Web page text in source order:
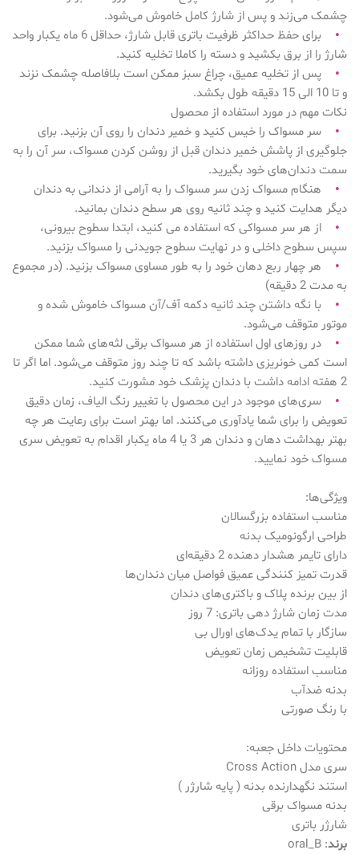
چشمک می‌زند و پس از شارژ کامل خاموش می‌شود.
•
برای حفظ حداکثر ظرفیت باتری قابل شارژ، حداقل 6 ماه یکبار واحد
شارژ را از برق بکشید و دسته را کاملا تخلیه کنید.
•
پس از تخلیه عمیق، چراغ سبز ممکن است بلافاصله چشمک نزند
و تا 10 الی 15 دقیقه طول بکشد.
نکات مهم در مورد استفاده از محصول
•
سر مسواک را خیس کنید و خمیر دندان را روی آن بزنید. برای
جلوگیری از پاشش خمیر دندان قبل از روشن کردن مسواک، سر آن را به
سمت دندان‌های خود بگیرید.
•
هنگام مسواک زدن سر مسواک را به آرامی از دندانی به دندان
دیگر هدایت کنید و چند ثانیه روی هر سطح دندان بمانید.
•
از هر سر مسواکی که استفاده می کنید، ابتدا سطوح بیرونی،
سپس سطوح داخلی و در نهایت سطوح جویدنی را مسواک بزنید.
•
هر چهار ربع دهان خود را به طور مساوی مسواک بزنید. (در مجموع
به مدت 2 دقیقه)
•
با نگه داشتن چند ثانیه دکمه آف/آن مسواک خاموش شده و
موتور متوقف می‌شود.
•
در روزهای اول استفاده از هر مسواک برقی لثه‌های شما ممکن
است کمی خونریزی داشته باشد که تا چند روز متوقف می‌شود. اما اگر تا
2 هفته ادامه داشت با دندان پزشک خود مشورت کنید.
•
سری‌های موجود در این محصول با تغییر رنگ الیاف، زمان دقیق
تعویض را برای شما یادآوری می‌کنند. اما بهتر است برای رعایت هر چه
بهتر بهداشت دهان و دندان هر 3 یا 4 ماه یکبار اقدام به تعویض سری
مسواک خود نمایید.
ویژگی‌ها:
مناسب استفاده بزرگسالان
طراحی ارگونومیک بدنه
دارای تایمر هشدار دهنده 2 دقیقه‌ای
قدرت تمیز کنندگی عمیق فواصل میان دندان‌ها
از بین برنده پلاک و باکتری‌های دندان
مدت زمان شارژ دهی باتری: 7 روز
سازگار با تمام یدک‌های اورال بی
قابلیت تشخیص زمان تعویض
مناسب استفاده روزانه
بدنه ضدآب
با رنگ صورتی
محتویات داخل جعبه:
سری مدل Cross Action
استند نگهدارنده بدنه ( پایه شارژر )
بدنه مسواک برقی
شارژر باتری
برند: oral_B